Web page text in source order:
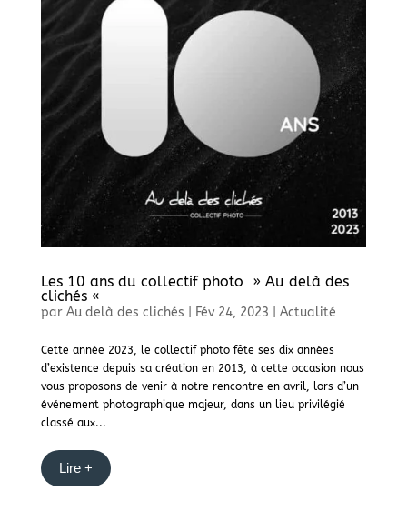
Les 10 ans du collectif photo » Au delà des
clichés «
par Au delà des clichés Fév 24, 2023 Actualité
Cette année 2023, le collectif photo fête ses dix années
d’existence depuis sa création en 2013, à cette occasion nous
vous proposons de venir à notre rencontre en avril, lors d’un
événement photographique majeur, dans un lieu privilégié
classé aux...
Lire +